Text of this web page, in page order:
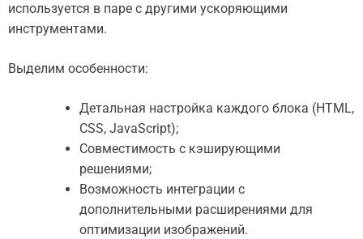
используется в паре с другими ускоряющими
инструментами.
Выделим особенности:
Детальная настройка каждого блока (HTML,
CSS, JavaScript);
Совместимость с кэширующими
решениями;
Возможность интеграции с
дополнительными расширениями для
оптимизации изображений.